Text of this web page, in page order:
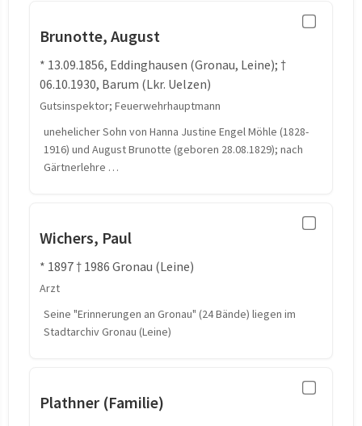
Brunotte, August
* 13.09.1856, Eddinghausen (Gronau, Leine); †
06.10.1930, Barum (Lkr. Uelzen)
Gutsinspektor; Feuerwehrhauptmann
unehelicher Sohn von Hanna Justine Engel Möhle (1828-
1916) und August Brunotte (geboren 28.08.1829); nach
Gärtnerlehre …
Wichers, Paul
* 1897 † 1986 Gronau (Leine)
Arzt
Seine "Erinnerungen an Gronau" (24 Bände) liegen im
Stadtarchiv Gronau (Leine)
Plathner (Familie)